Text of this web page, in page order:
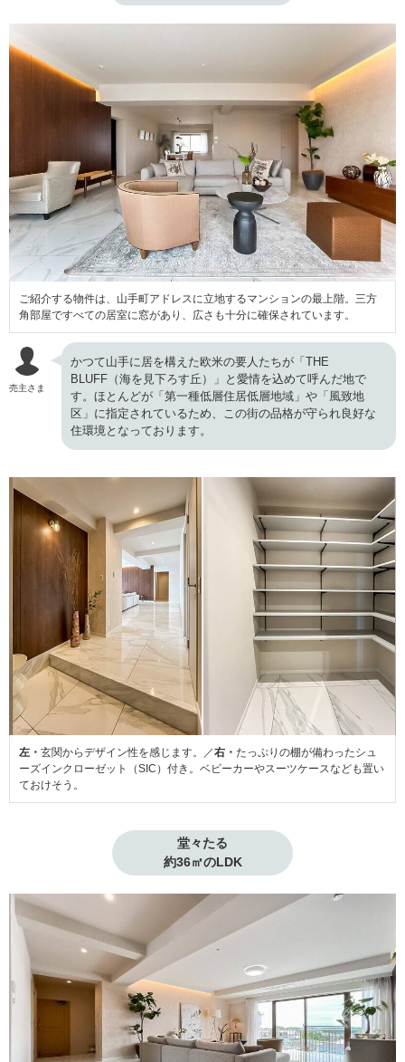
ご紹介する物件は、山手町アドレスに立地するマンションの最上階。三方
角部屋ですべての居室に窓があり、広さも十分に確保されています。
売主さま
かつて山手に居を構えた欧米の要人たちが「THE
BLUFF（海を見下ろす丘）」と愛情を込めて呼んだ地で
す。ほとんどが「第一種低層住居低層地域」や「風致地
区」に指定されているため、この街の品格が守られ良好な
住環境となっております。
左・ 玄関からデザイン性を感じます。／右・ たっぷりの棚が備わったシュ
ーズインクローゼット（SIC）付き。ベビーカーやスーツケースなども置い
ておけそう。
堂々たる
約36㎡のLDK